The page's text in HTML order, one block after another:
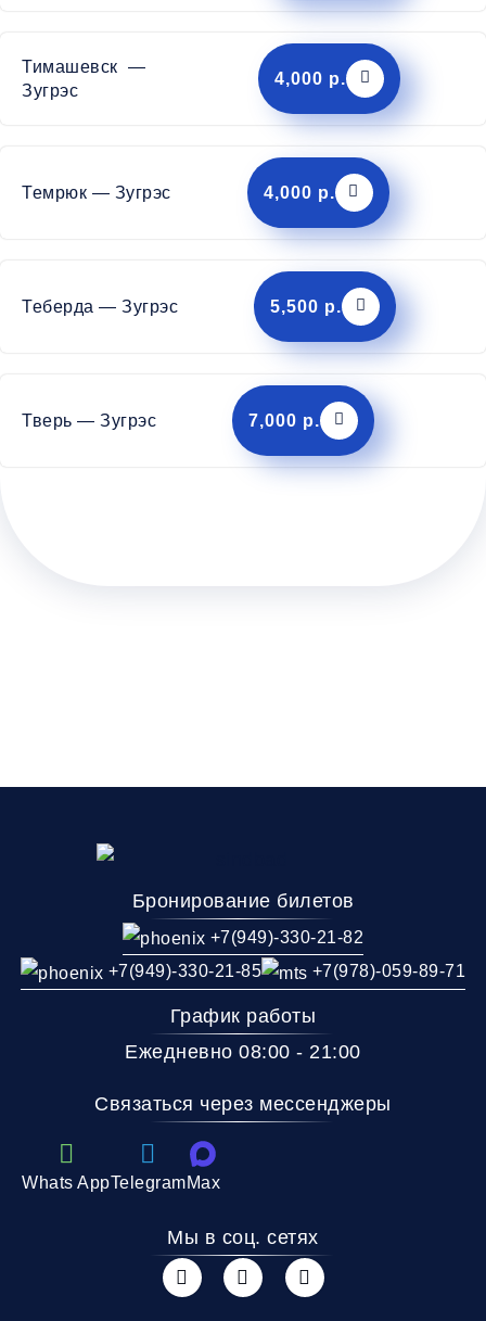
Тимашевск —
Зугрэс
4,000 р.
Темрюк — Зугрэс 4,000 р.
Теберда — Зугрэс 5,500 р.
Тверь — Зугрэс 7,000 р.
Бронирование билетов
+7(949)-330-21-82
+7(949)-330-21-85
+7(978)-059-89-71
График работы
Ежедневно 08:00 - 21:00
Связаться через мессенджеры
Whats AppTelegramMax
Мы в соц. сетях